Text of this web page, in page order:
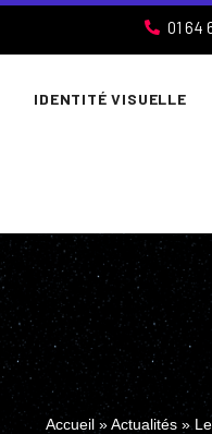
01 64
IDENTITÉ VISUELLE
Accueil » Actualités»